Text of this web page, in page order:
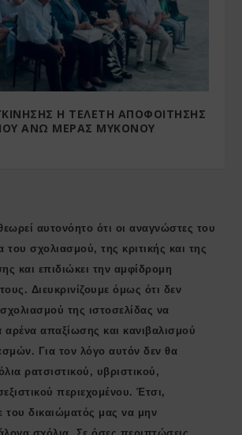
Η ΤΕΛΕΤΗ ΑΠΟΦΟΙΤΗΣΗΣ
ΑΝΩ ΜΕΡΑΣ ΜΥΚΟΝΟΥ
αυτονόητο ότι οι αναγνώστες του
του σχολιασμού, της κριτικής και της
και επιδιώκει την αμφίδρομη
Διευκρινίζουμε όμως ότι δεν
της ιστοσελίδας να
αρένα απαξίωσης και κανιβαλισμού
Για τον λόγο αυτόν δεν θα
ρατσιστικού, υβριστικού,
περιεχομένου. Έτσι,
του δικαιώματός μας να μην